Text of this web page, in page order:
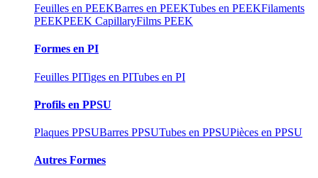
Feuilles en PEEKBarres en PEEKTubes en PEEKFilaments
PEEKPEEK CapillaryFilms PEEK
Formes en PI
Feuilles PITiges en PITubes en PI
Profils en PPSU
Plaques PPSUBarres PPSUTubes en PPSUPièces en PPSU
Autres Formes